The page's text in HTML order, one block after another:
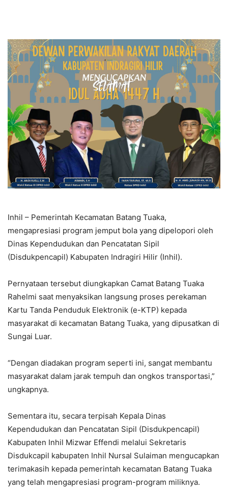
Inhil – Pemerintah Kecamatan Batang Tuaka,
mengapresiasi program jemput bola yang dipelopori oleh
Dinas Kependudukan dan Pencatatan Sipil
(Disdukpencapil) Kabupaten Indragiri Hilir (Inhil).
Pernyataan tersebut diungkapkan Camat Batang Tuaka
Rahelmi saat menyaksikan langsung proses perekaman
Kartu Tanda Penduduk Elektronik (e-KTP) kepada
masyarakat di kecamatan Batang Tuaka, yang dipusatkan di
Sungai Luar.
“Dengan diadakan program seperti ini, sangat membantu
masyarakat dalam jarak tempuh dan ongkos transportasi,”
ungkapnya.
Sementara itu, secara terpisah Kepala Dinas
Kependudukan dan Pencatatan Sipil (Disdukpencapil)
Kabupaten Inhil Mizwar Effendi melalui Sekretaris
Disdukcapil kabupaten Inhil Nursal Sulaiman mengucapkan
terimakasih kepada pemerintah kecamatan Batang Tuaka
yang telah mengapresiasi program-program miliknya.